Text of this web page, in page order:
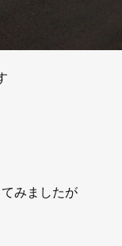
みましたが